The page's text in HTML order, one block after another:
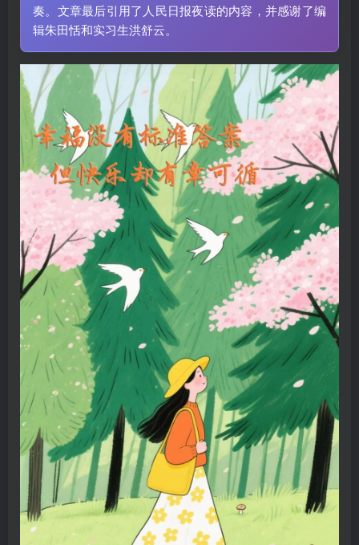
奏。文章最后引用了人民日报夜读的内容，并感谢了编
辑朱田恬和实习生洪舒云。